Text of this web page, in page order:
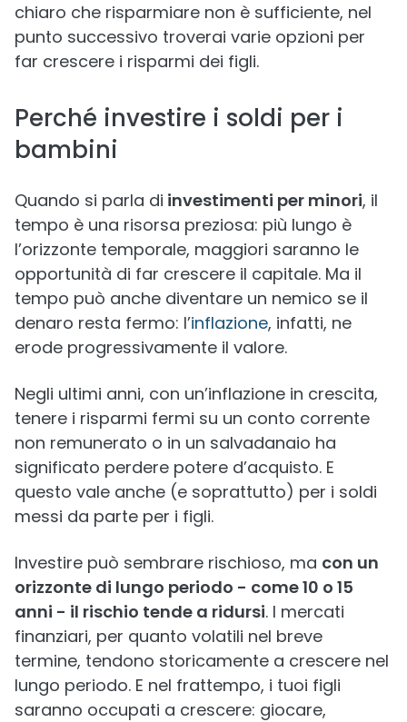
chiaro che risparmiare non è sufficiente, nel
punto successivo troverai varie opzioni per
far crescere i risparmi dei figli.
Perché investire i soldi per i
bambini
Quando si parla di investimenti per minori, il
tempo è una risorsa preziosa: più lungo è
l’orizzonte temporale, maggiori saranno le
opportunità di far crescere il capitale. Ma il
tempo può anche diventare un nemico se il
denaro resta fermo: l’inflazione, infatti, ne
erode progressivamente il valore.
Negli ultimi anni, con un’inflazione in crescita,
tenere i risparmi fermi su un conto corrente
non remunerato o in un salvadanaio ha
significato perdere potere d’acquisto. E
questo vale anche (e soprattutto) per i soldi
messi da parte per i figli.
Investire può sembrare rischioso, ma con un
orizzonte di lungo periodo - come 10 o 15
anni - il rischio tende a ridursi. I mercati
finanziari, per quanto volatili nel breve
termine, tendono storicamente a crescere nel
lungo periodo. E nel frattempo, i tuoi figli
saranno occupati a crescere: giocare,